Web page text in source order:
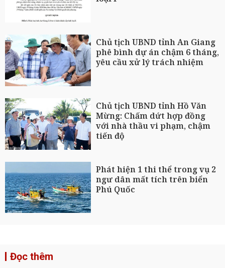
Chủ tịch UBND tỉnh An Giang
phê bình dự án chậm 6 tháng,
yêu cầu xử lý trách nhiệm
Chủ tịch UBND tỉnh Hồ Văn
Mừng: Chấm dứt hợp đồng
với nhà thầu vi phạm, chậm
tiến độ
Phát hiện 1 thi thể trong vụ 2
ngư dân mất tích trên biển
Phú Quốc
Đọc thêm